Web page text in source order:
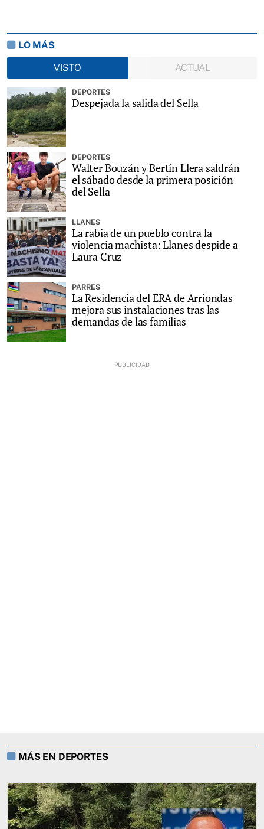
LO MÁS
VISTO
ACTUAL
DEPORTES
Despejada la salida del Sella
DEPORTES
Walter Bouzán y Bertín Llera saldrán
el sábado desde la primera posición
del Sella
LLANES
La rabia de un pueblo contra la
violencia machista: Llanes despide a
Laura Cruz
PARRES
La Residencia del ERA de Arriondas
mejora sus instalaciones tras las
demandas de las familias
MÁS EN DEPORTES